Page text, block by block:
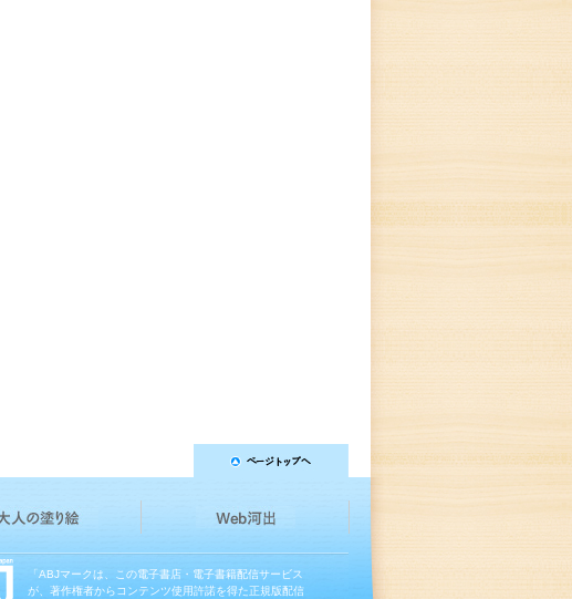
「ABJマークは、この電子書店・電子書籍配信サービス
が、著作権者からコンテンツ使用許諾を得た正規版配信